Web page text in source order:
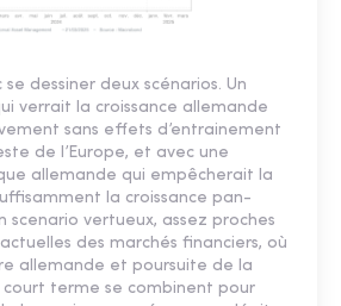
se dessiner deux scénarios. Un
verrait la croissance allemande
sans effets d’entrainement
de l’Europe, et avec une
allemande qui empêcherait la
la croissance pan-
scenario vertueux, assez proches
des marchés financiers, où
allemande et poursuite de la
court terme se combinent pour